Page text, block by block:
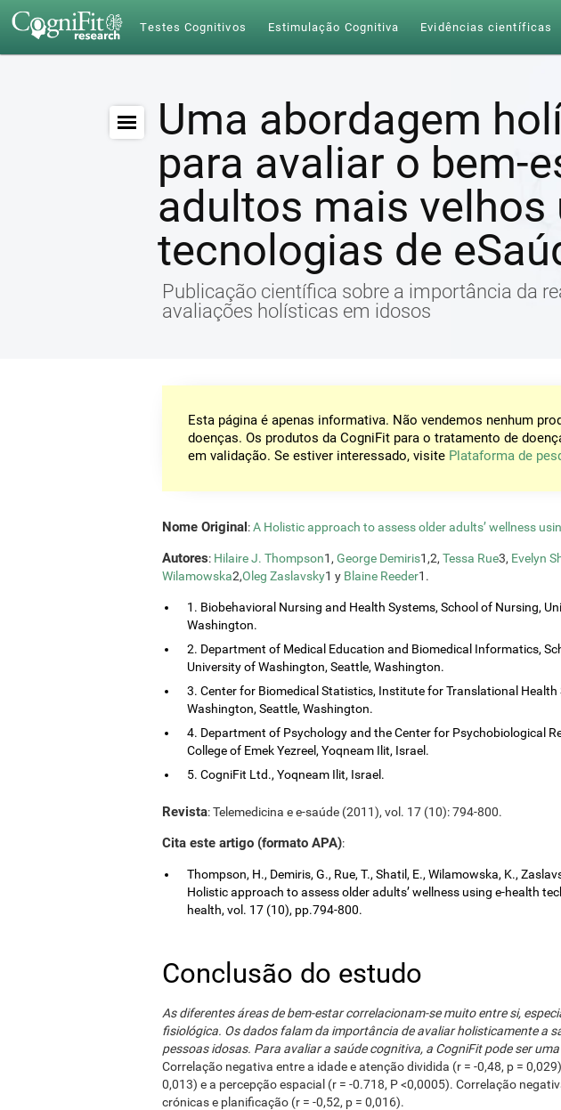
Testes Cognitivos Estimulação Cognitiva Evidências científicas
Uma abordagem
para avaliar o bem-
adultos mais velhos
tecnologias de
Publicação científica sobre a importância da
avaliações holísticas em idosos
Esta página é apenas informativa. Não vendemos nenhum
doenças. Os produtos da CogniFit para o tratamento de
em validação. Se estiver interessado, visite Plataforma de
Nome Original:A Holistic approach to assess older adults’ wellness
Autores: Hilaire J. Thompson1, George Demiris1,2, Tessa Rue3, Evelyn
Wilamowska2,Oleg Zaslavsky1 y Blaine Reeder1.
1. Biobehavioral Nursing and Health Systems, School of Nursing,
Washington.
2. Department of Medical Education and Biomedical Informatics,
University of Washington, Seattle, Washington.
3. Center for Biomedical Statistics, Institute for Translational Health
Washington, Seattle, Washington.
4. Department of Psychology and the Center for Psychobiological
College of Emek Yezreel, Yoqneam Ilit, Israel.
5. CogniFit Ltd., Yoqneam Ilit, Israel.
Revista: Telemedicina e e-saúde (2011), vol. 17 (10): 794-800.
Cita este artigo (formato APA):
Thompson, H., Demiris, G., Rue, T., Shatil, E., Wilamowska, K.,
Holistic approach to assess older adults’ wellness using e-health
health, vol. 17 (10), pp.794-800.
Conclusão do estudo
As diferentes áreas de bem-estar correlacionam-se muito entre si,
fisiológica. Os dados falam da importância de avaliar holisticamente a
pessoas idosas. Para avaliar a saúde cognitiva, a CogniFit pode ser
Correlação negativa entre a idade e atenção dividida (r = -0,48, p =
0,013) e a percepção espacial (r = -0.718, P <0,0005). Correlação
crónicas e planificação (r = -0,52, p = 0,016).